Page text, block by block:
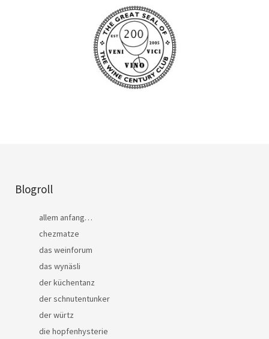
Blogroll
allem anfang…
chezmatze
das weinforum
das wynäsli
der küchentanz
der schnutentunker
der würtz
die hopfenhysterie